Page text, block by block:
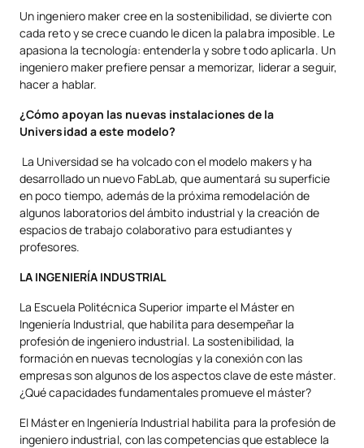
Un ingeniero maker cree en la sostenibilidad, se divierte con
cada reto y se crece cuando le dicen la palabra imposible. Le
apasiona la tecnología: entenderla y sobre todo aplicarla. Un
ingeniero maker prefiere pensar a memorizar, liderar a seguir,
hacer a hablar.
¿Cómo apoyan las nuevas instalaciones de la
Universidad a este modelo?
La Universidad se ha volcado con el modelo makers y ha
desarrollado un nuevo FabLab, que aumentará su superficie
en poco tiempo, además de la próxima remodelación de
algunos laboratorios del ámbito industrial y la creación de
espacios de trabajo colaborativo para estudiantes y
profesores.
LA INGENIERÍA INDUSTRIAL
La Escuela Politécnica Superior imparte el Máster en
Ingeniería Industrial, que habilita para desempeñar la
profesión de ingeniero industrial. La sostenibilidad, la
formación en nuevas tecnologías y la conexión con las
empresas son algunos de los aspectos clave de este máster.
¿Qué capacidades fundamentales promueve el máster?
El Máster en Ingeniería Industrial habilita para la profesión de
ingeniero industrial, con las competencias que establece la